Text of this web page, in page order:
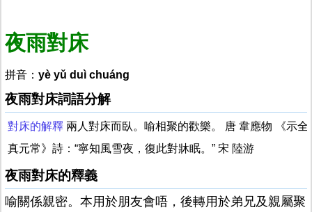
夜雨對床
拼音： yè yǔ duì chuáng
夜雨對床詞語分解
對床的解釋 兩人對床而臥。喻相聚的歡樂。 唐 韋應物 《示全
真元常》詩：“寧知風雪夜，復此對牀眠。” 宋 陸游
夜雨對床的釋義
喻關係親密。本用於朋友會唔，後轉用於弟兄及親屬聚